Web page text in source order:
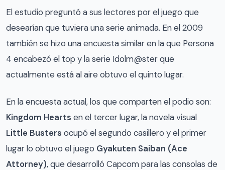
El estudio preguntó a sus lectores por el juego que
desearían que tuviera una serie animada. En el 2009
también se hizo una encuesta similar en la que Persona
4 encabezó el top y la serie Idolm@ster que
actualmente está al aire obtuvo el quinto lugar.
En la encuesta actual, los que comparten el podio son:
Kingdom Hearts en el tercer lugar, la novela visual
Little Busters ocupó el segundo casillero y el primer
lugar lo obtuvo el juego Gyakuten Saiban (Ace
Attorney), que desarrolló Capcom para las consolas de